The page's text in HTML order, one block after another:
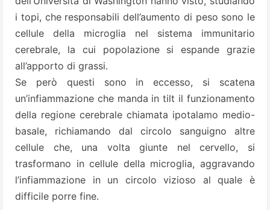
i topi, che responsabili dell’aumento di peso sono le
cellule della microglia nel sistema immunitario
cerebrale, la cui popolazione si espande grazie
all’apporto di grassi.
Se però questi sono in eccesso, si scatena
un’infiammazione che manda in tilt il funzionamento
della regione cerebrale chiamata ipotalamo medio-
basale, richiamando dal circolo sanguigno altre
cellule che, una volta giunte nel cervello, si
trasformano in cellule della microglia, aggravando
l’infiammazione in un circolo vizioso al quale è
difficile porre fine.